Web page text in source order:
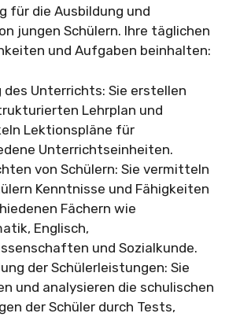
für die Ausbildung und
jungen Schülern. Ihre täglichen
und Aufgaben beinhalten:
des Unterrichts: Sie erstellen
Lehrplan und
Lektionspläne für
Unterrichtseinheiten.
von Schülern: Sie vermitteln
Kenntnisse und Fähigkeiten
Fächern wie
Englisch,
und Sozialkunde.
der Schülerleistungen: Sie
und analysieren die schulischen
der Schüler durch Tests,